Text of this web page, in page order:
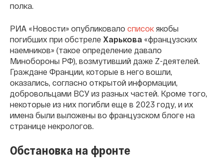
полка.
РИА «Новости» опубликовало список якобы
погибших при обстреле Харькова «французских
наемников» (такое определение давало
Минобороны РФ), возмутивший даже Z-деятелей.
Граждане Франции, которые в него вошли,
оказались, согласно открытой информации,
добровольцами ВСУ из разных частей. Кроме того,
некоторые из них погибли еще в 2023 году, и их
имена были выложены во французском блоге на
странице некрологов.
Обстановка на фронте